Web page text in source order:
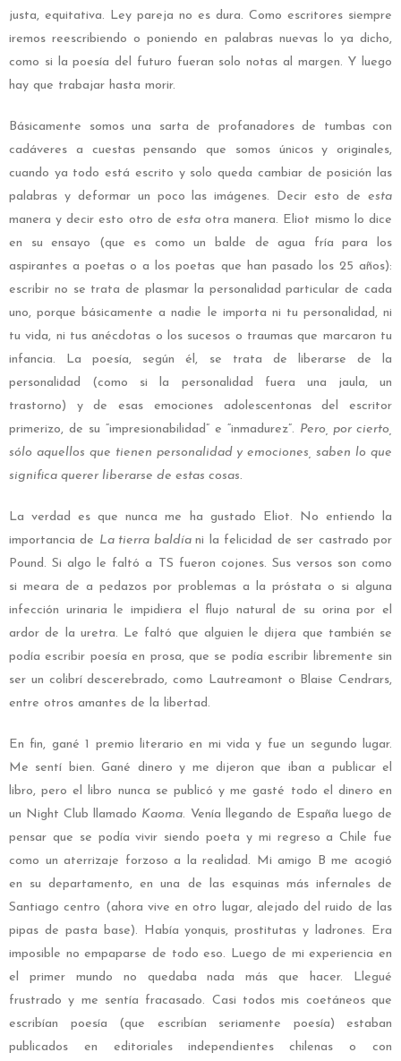
justa, equitativa. Ley pareja no es dura. Como escritores siempre
iremos reescribiendo o poniendo en palabras nuevas lo ya dicho,
como si la poesía del futuro fueran solo notas al margen. Y luego
hay que trabajar hasta morir.
Básicamente somos una sarta de profanadores de tumbas con
cadáveres a cuestas pensando que somos únicos y originales,
cuando ya todo está escrito y solo queda cambiar de posición las
palabras y deformar un poco las imágenes. Decir esto de esta
manera y decir esto otro de estaotra manera. Eliot mismo lo dice
en su ensayo (que es como un balde de agua fría para los
aspirantes a poetas o a los poetas que han pasado los 25 años):
escribir no se trata de plasmar la personalidad particular de cada
uno, porque básicamente a nadie le importa ni tu personalidad, ni
tu vida, ni tus anécdotas o los sucesos o traumas que marcaron tu
infancia. La poesía, según él, se trata de liberarse de la
personalidad (como si la personalidad fuera una jaula, un
trastorno) y de esas emociones adolescentonas del escritor
primerizo, de su “impresionabilidad” e “inmadurez”. Pero, por cierto,
sólo aquellos que tienen personalidad y emociones, saben lo que
significa querer liberarse de estas cosas.
La verdad es que nunca me ha gustado Eliot. No entiendo la
importancia de La tierra baldíani la felicidad de ser castrado por
Pound. Si algo le faltó a TS fueron cojones. Sus versos son como
si meara de a pedazos por problemas a la próstata o si alguna
infección urinaria le impidiera el flujo natural de su orina por el
ardor de la uretra. Le faltó que alguien le dijera que también se
podía escribir poesía en prosa, que se podía escribir libremente sin
ser un colibrí descerebrado, como Lautreamont o Blaise Cendrars,
entre otros amantes de la libertad.
En fin, gané 1 premio literario en mi vida y fue un segundo lugar.
Me sentí bien. Gané dinero y me dijeron que iban a publicar el
libro, pero el libro nunca se publicó y me gasté todo el dinero en
un Night Club llamado Kaoma. Venía llegando de España luego de
pensar que se podía vivir siendo poeta y mi regreso a Chile fue
como un aterrizaje forzoso a la realidad. Mi amigo B me acogió
en su departamento, en una de las esquinas más infernales de
Santiago centro (ahora vive en otro lugar, alejado del ruido de las
pipas de pasta base). Había yonquis, prostitutas y ladrones. Era
imposible no empaparse de todo eso. Luego de mi experiencia en
el primer mundo no quedaba nada más que hacer. Llegué
frustrado y me sentía fracasado. Casi todos mis coetáneos que
escribían poesía (que escribían seriamente poesía) estaban
publicados en editoriales independientes chilenas o con